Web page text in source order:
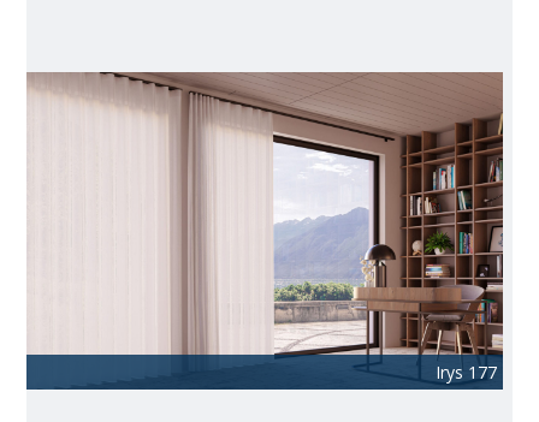
Irys 177
Irys 177
Irys 177